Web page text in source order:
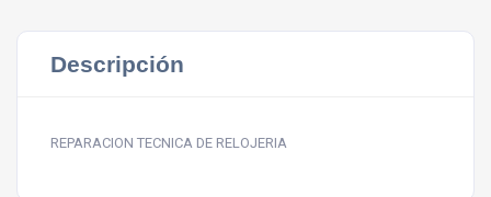
Descripción
REPARACION TECNICA DE RELOJERIA